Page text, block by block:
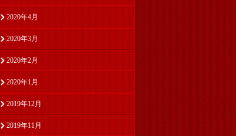
2020年4月
2020年3月
2020年2月
2020年1月
2019年12月
2019年11月